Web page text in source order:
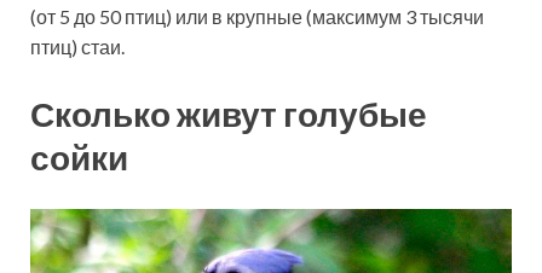
(от 5 до 50 птиц) или в крупные (максимум 3 тысячи
птиц) стаи.
Сколько живут голубые
сойки